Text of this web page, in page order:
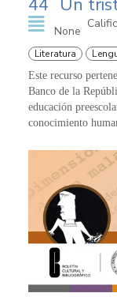
None
Literatura
Este recurso
Banco de la
educación
conocimiento